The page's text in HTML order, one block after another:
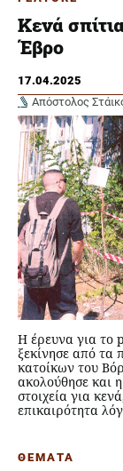
Κενά
Έβρο
17.04.2025
Απόστολος
H έρευνα για το
ξεκίνησε από τα
κατοίκων του
ακολούθησε και
στοιχεία για
επικαιρότητα
ΘΕΜΑΤΑ